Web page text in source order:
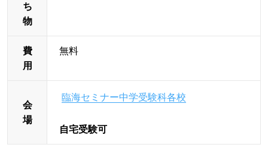
ち
物
費
用
無料
会
場
臨海セミナー中学受験科各校
自宅受験可